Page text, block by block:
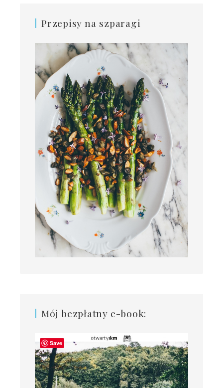
Przepisy na szparagi
Mój bezpłatny e-book:
Save